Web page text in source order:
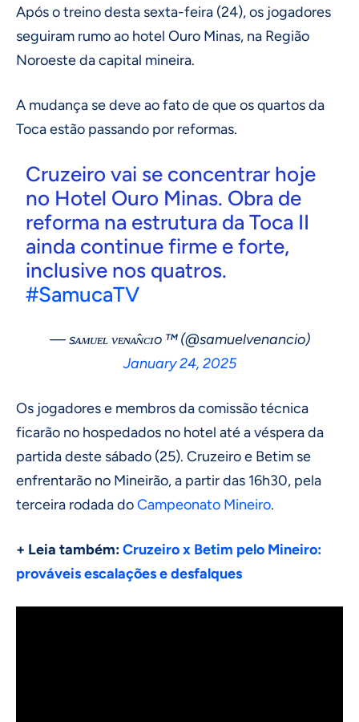
Após o treino desta sexta-feira (24), os jogadores
seguiram rumo ao hotel Ouro Minas, na Região
Noroeste da capital mineira.
A mudança se deve ao fato de que os quartos da
Toca estão passando por reformas.
Cruzeiro vai se concentrar hoje
no Hotel Ouro Minas. Obra de
reforma na estrutura da Toca II
ainda continue firme e forte,
inclusive nos quatros.
#SamucaTV
— sᴀᴍᴜᴇʟ ᴠᴇɴᴀ̂ɴᴄɪo ™ (@samuelvenancio)
January 24, 2025
Os jogadores e membros da comissão técnica
ficarão no hospedados no hotel até a véspera da
partida deste sábado (25). Cruzeiro e Betim se
enfrentarão no Mineirão, a partir das 16h30, pela
terceira rodada doCampeonato Mineiro.
+ Leia também:Cruzeiro x Betim pelo Mineiro:
prováveis escalações e desfalques